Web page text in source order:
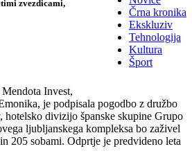
Črna kronika
Ekskluziv
Tehnologija
Kultura
Šport
zvezdicami,
Invest,
je podpisala pogodbo z družbo
hotelsko divizijo španske skupine Grupo
ljubljanskega kompleksa bo zaživel
205 sobami. Odprtje je predvideno leta